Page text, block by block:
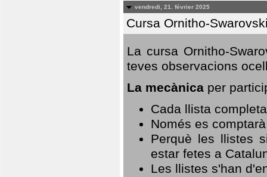
vendredi, 21. février 2025
Cursa Ornitho-
La cursa Ornitho-
teves observacions
La mecànica per
Cada llista
Només es
Perquè les llistes
estar fetes a
Les llistes s'han